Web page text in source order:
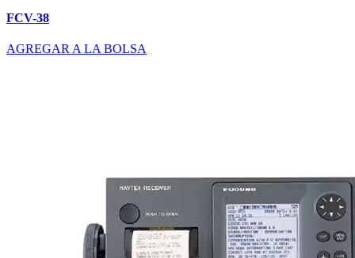
FCV-38
AGREGAR A LA BOLSA